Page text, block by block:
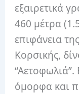
εξαιρετικά
460 μέτρα
επιφάνεια
Κορσικής,
“Αετοφωλιά”.
όμορφα και